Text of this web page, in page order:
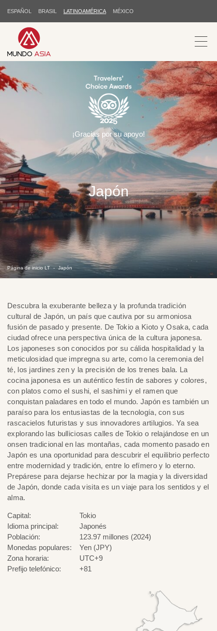
ESPAÑOL BRASIL LATINOAMÉRICA MÉXICO
Japón
Página de inicio LT Japón
¡Gracias por su apoyo!
Descubra la exuberante belleza y la profunda tradición
cultural de Japón, un país que cautiva por su armoniosa
fusión de pasado y presente. De Tokio a Kioto y Osaka, cada
ciudad ofrece una perspectiva única de la cultura japonesa.
Los japoneses son conocidos por su cálida hospitalidad y la
meticulosidad que impregna su arte, como la ceremonia del
té, los jardines zen y la precisión de los trenes bala. La
cocina japonesa es un auténtico festín de sabores y colores,
con platos como el sushi, el sashimi y el ramen que
conquistan paladares en todo el mundo. Japón es también un
paraíso para los entusiastas de la tecnología, con sus
rascacielos futuristas y sus innovadores artilugios. Ya sea
explorando las bulliciosas calles de Tokio o relajándose en un
onsen tradicional en las montañas, cada momento pasado en
Japón es una oportunidad para descubrir el equilibrio perfecto
entre modernidad y tradición, entre lo efímero y lo eterno.
Prepárese para dejarse hechizar por la magia y la diversidad
de Japón, donde cada visita es un viaje para los sentidos y el
alma.
Capital:
Tokio
Idioma principal:
Japonés
Población:
123.97 millones (2024)
Monedas populares:
Yen (JPY)
Zona horaria:
UTC+9
Prefijo telefónico:
+81